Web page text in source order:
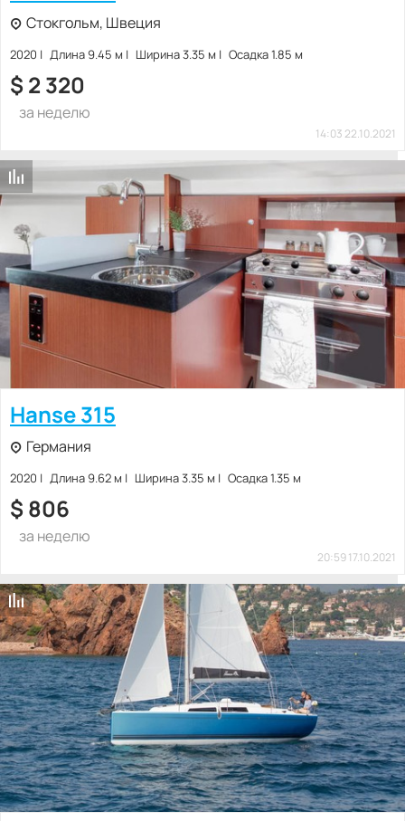
Стокгольм, Швеция
2020 Длина 9.45 м Ширина 3.35 м Осадка 1.85 м
$ 2 320
за неделю
14:03 22.10.2021
Hanse 315
Германия
2020 Длина 9.62 м Ширина 3.35 м Осадка 1.35 м
$ 806
за неделю
20:59 17.10.2021